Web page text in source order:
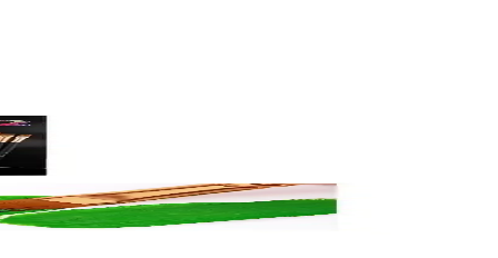
uygun seçimi yapın.
güçlendiren ideal bir set.